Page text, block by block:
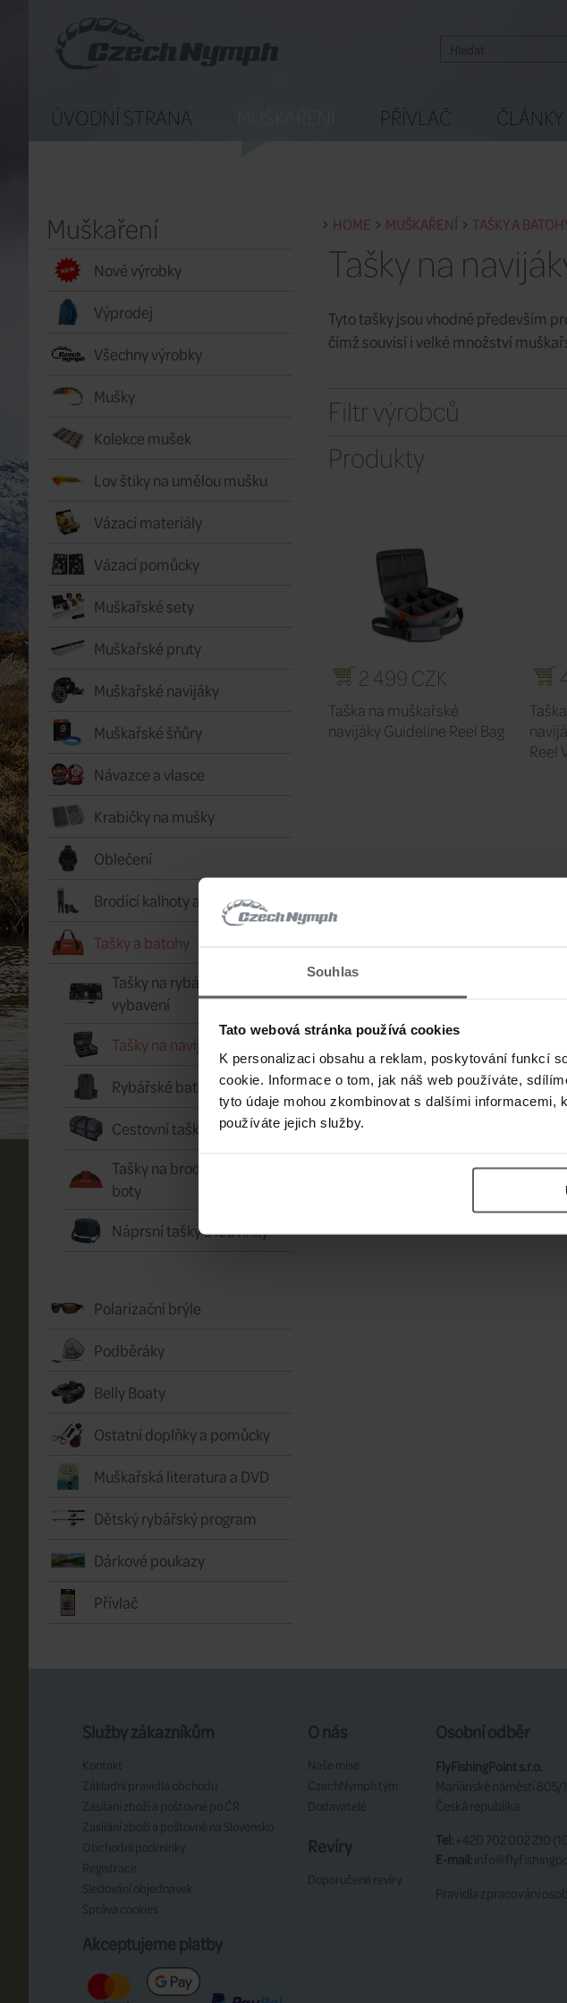
Souhlas
Tato webová stránka používá cookies
K personalizaci obsahu a reklam, poskytování funkcí
cookie. Informace o tom, jak náš web používáte,
tyto údaje mohou zkombinovat s dalšími
používáte jejich služby.
ÚVODNÍ STRANA PŘÍVLAČ ČLÁNKY
Muškaření
Nové výrobky
Výprodej
Všechny výrobky
Mušky
Kolekce mušek
Lov štiky na umělou mušku
Vázací materiály
Vázací pomůcky
Muškařské sety
Muškařské pruty
Muškařské navijáky
Muškařské šňůry
Návazce a vlasce
Krabičky na mušky
Oblečení
Brodící kalhoty a boty
Tašky a batohy
Tašky na rybářské
vybavení
Tašky na navijáky a cívky
Rybářské batohy
Cestovní tašky
Tašky na brodící kalhoty a
boty
Náprsní tašky a ledvinky
Polarizační brýle
Podběráky
Belly Boaty
Ostatní doplňky a pomůcky
Muškařská literatura a DVD
Dětský rybářský program
Dárkové poukazy
Přívlač
HOME MUŠKAŘENÍ TAŠKY A
Tašky na
Tyto tašky jsou vhodné především
čímž souvisí i velké množství
Filtr výrobců
Produkty
2 499 CZK
Taška na muškařské
navijáky Guideline Reel Bag
Reel
Služby zákazníkům
Kontakt
Základní pravidla obchodu
Zasílání zboží a poštovné po ČR
Zasílání zboží a poštovné na Slovensko
Obchodní podmínky
Registrace
Sledování objednávek
Správa cookies
O nás
Naše mise
CzechNymph tým
Dodavatelé
Revíry
Doporučené revíry
Osobní odběr
FlyFishingPoint s.r.o.
Mariánské náměstí 805/
Česká republika
Tel: +420 702 002 210
E-mail:
Pravidla zpracování
Akceptujeme platby